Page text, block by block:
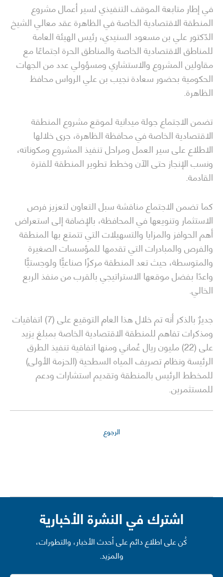
في إطار متابعة الموقف التنفيذي لسير أعمال مشروع
المنطقة الاقتصادية الخاصة في الظاهرة عقد معالي الشيخ
الدّكتور علي بن مسعود السنيدي، رئيس الهيئة العامة
للمناطق الاقتصادية الخاصة والمناطق الحرة اجتماعًا مع
مقاولين المشروع والاستشاري ومسؤولي عدد من الجهات
الحكومية بحضور سعادة نجيب بن علي الرواس محافظ
الظاهرة.
تضمن الاجتماع جولة ميدانية لموقع مشروع المنطقة
الاقتصادية الخاصة في محافظة الظاهرة، جرى خلالها
الاطلاع على سير العمل ومراحل تنفيذ المشروع ومكوناته،
ونسب الإنجاز حتى الآن وخطط تطوير المنطقة للفترة
القادمة.
كما تضمن الاجتماع مناقشة سبل التعاون لتعزيز فرص
الاستثمار وتنويعها في المحافظة، بالإضافة إلى استعراض
أهم الحوافز والمزايا والتسهيلات التي تتمتع بها المنطقة
والفرص والمبادرات التي تقدمها للمؤسسات الصغيرة
والمتوسطة، حيث تعد المنطقة مركزًا صناعيًّا ولوجستيًّا
واعدًا بفضل موقعها الاستراتيجي بالقرب من منفذ الربع
الخالي.
جديرٌ بالذكر أنه تم خلال هذا العام التوقيع على (7) اتفاقيات
ومذكرات تفاهم للمنطقة الاقتصادية الخاصة بمبلغ يزيد
على (22) مليون ريال عُماني ومنها اتفاقية تنفيذ الطرق
الرئيسة ونظام تصريف المياه السطحية (الحزمة الأولى)
للمخطط الرئيس بالمنطقة وتقديم استشارات ودعم
للمستثمرين.
الرجوع
اشترك في النشرة الأخبارية
كُن على اطلاع دائم على أحدث الأخبار، والتطورات،
والمزيد.